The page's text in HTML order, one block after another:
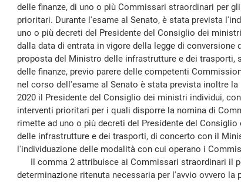
delle finanze, di uno o più Commissari straordinari per
prioritari. Durante l'esame al Senato, è stata prevista
uno o più decreti del Presidente del Consiglio dei
dalla data di entrata in vigore della legge di conversione
proposta del Ministro delle infrastrutture e dei
delle finanze, previo parere delle competenti
nel corso dell'esame al Senato è stata prevista inoltre
2020 il Presidente del Consiglio dei ministri individui,
interventi prioritari per i quali disporre la nomina di
rimette ad uno o più decreti del Presidente del
delle infrastrutture e dei trasporti, di concerto con il
l'individuazione delle modalità con cui operano i
Il comma 2 attribuisce ai Commissari straordinari il
determinazione ritenuta necessaria per l'avvio ovvero la